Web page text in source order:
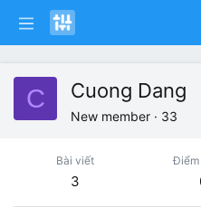
C Cuong Dang
New member · 33
Bài viết
3
Điểm